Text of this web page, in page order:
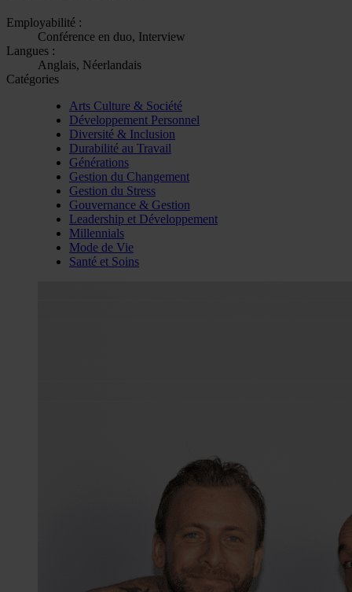
Employabilité :
Conférence en duo, Interview
Langues :
Anglais, Néerlandais
Catégories
Arts Culture & Société
Développement Personnel
Diversité & Inclusion
Durabilité au Travail
Générations
Gestion du Changement
Gestion du Stress
Gouvernance & Gestion
Leadership et Développement
Millennials
Mode de Vie
Santé et Soins